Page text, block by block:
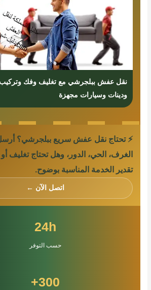
نقل عفش ببلجرشي مع تغليف وفك
ودينات وسيارات مجهزة
⚡ تحتاج نقل عفش سريع ببلجرشي؟
الغرف، الحي، الدور، وهل تحتاج تغليف
تقدير الخدمة المناسبة بوضوح.
اتصل الآن ←
24h
حسب التوفر
300+